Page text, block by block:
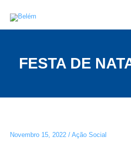
FESTA DE
Novembro 15, 2022 / Ação Social
navigation